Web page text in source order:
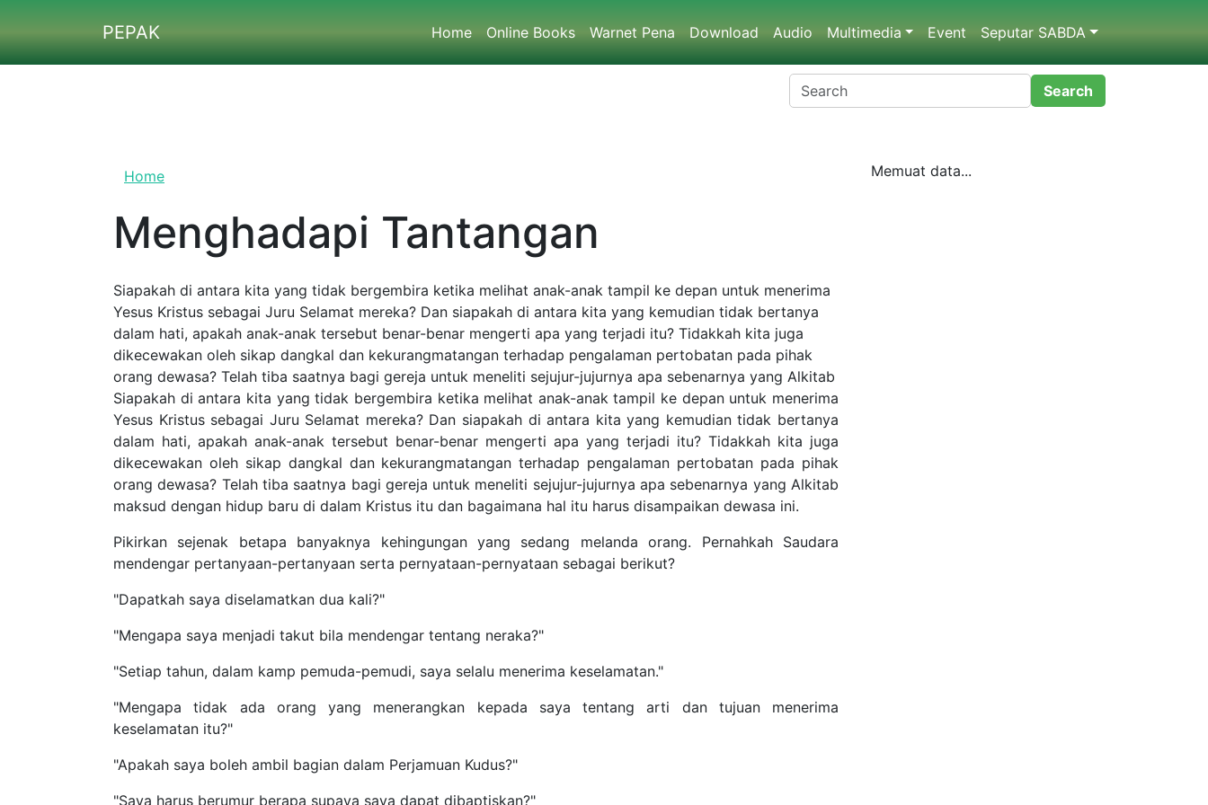
PEPAK Home Online Books Warnet Pena Download Audio Multimedia Event Seputar SABDA
Home
Menghadapi Tantangan
Siapakah di antara kita yang tidak bergembira ketika melihat anak-anak tampil ke depan untuk menerima Yesus
Kristus sebagai Juru Selamat mereka? Dan siapakah di antara kita yang kemudian tidak bertanya dalam hati, apakah
anak-anak tersebut benar-benar mengerti apa yang terjadi itu? Tidakkah kita juga dikecewakan oleh sikap dangkal
dan kekurangmatangan terhadap pengalaman pertobatan pada pihak orang dewasa? Telah tiba saatnya bagi gereja
untuk meneliti sejujur-jujurnya apa sebenarnya yang Alkitab
Siapakah di antara kita yang tidak bergembira ketika melihat anak-anak tampil ke depan untuk menerima Yesus
Kristus sebagai Juru Selamat mereka? Dan siapakah di antara kita yang kemudian tidak bertanya dalam hati, apakah
anak-anak tersebut benar-benar mengerti apa yang terjadi itu? Tidakkah kita juga dikecewakan oleh sikap dangkal
dan kekurangmatangan terhadap pengalaman pertobatan pada pihak orang dewasa? Telah tiba saatnya bagi gereja
untuk meneliti sejujur-jujurnya apa sebenarnya yang Alkitab maksud dengan hidup baru di dalam Kristus itu dan
bagaimana hal itu harus disampaikan dewasa ini.
Pikirkan sejenak betapa banyaknya kehingungan yang sedang melanda orang. Pernahkah Saudara mendengar
pertanyaan-pertanyaan serta pernyataan-pernyataan sebagai berikut?
"Dapatkah saya diselamatkan dua kali?"
"Mengapa saya menjadi takut bila mendengar tentang neraka?"
"Setiap tahun, dalam kamp pemuda-pemudi, saya selalu menerima keselamatan."
"Mengapa tidak ada orang yang menerangkan kepada saya tentang arti dan tujuan menerima keselamatan itu?"
"Saya harus berumur berapa supaya saya dapat dibaptiskan?"
Memuat data...